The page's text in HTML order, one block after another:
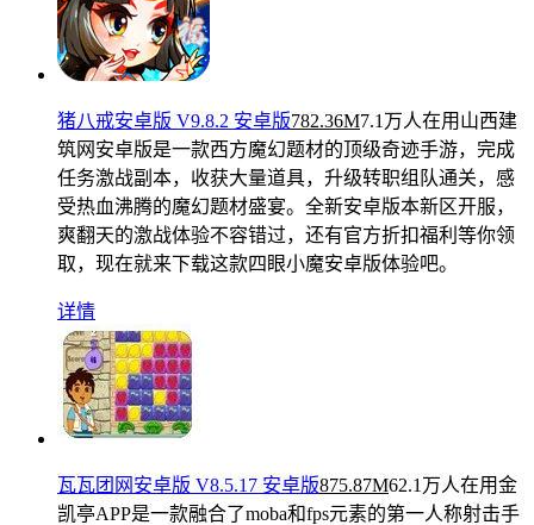
猪八戒安卓版 V9.8.2 安卓版782.36M7.1万人在用 山西建
筑网安卓版是一款西方魔幻题材的顶级奇迹手游，完成
任务激战副本，收获大量道具，升级转职组队通关，感
受热血沸腾的魔幻题材盛宴。全新安卓版本新区开服，
爽翻天的激战体验不容错过，还有官方折扣福利等你领
取，现在就来下载这款四眼小魔安卓版体验吧。
详情
瓦瓦团网安卓版 V8.5.17 安卓版875.87M62.1万人在用金
凯亭APP是一款融合了moba和fps元素的第一人称射击手